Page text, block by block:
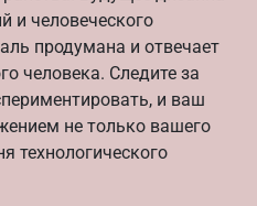
и человеческого
продумана и отвечает
человека. Следите за
и ваш
не только вашего
технологического